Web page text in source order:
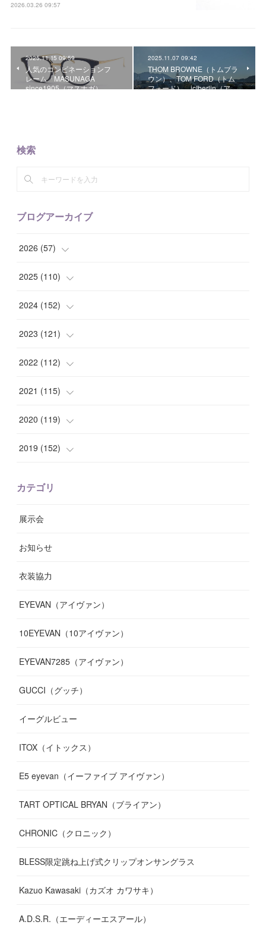
2026.03.26 09:57
2025.11.15 09:59
人気のコンビネーションフ
レーム「MASUNAGA
since1905（マスナガ） …
2025.11.07 09:42
THOM BROWNE（トムブラ
ウン）、TOM FORD（トム
フォード）、ic!berlin（ア…
検索
ブログアーカイブ
2026 (57)
( 1)
(10)
(9)
( 7)
( 8 )
2025 (110)
(10)
(7)
( 8)
( 7 )
( 10)
9
(14
(8
(9
2024 (152)
(14)
( 15)
( 11)
( 10)
( 11)
(14
(19
(12)
(10)
2023 (121)
( 12)
( 8)
( 8)
( 6)
(12
(10
(17)
(11)
(10)
2022 (112)
( 10)
( 7)
(8)
(9
(7
(7
(10)
(11)
12)
2021 (115)
( 14)
(13)
(3
( 7
(13)
(11)
(13)
7)
(12)
2020 (119)
(7)
(
( 5
(8)
(12)
11)
(13)
(13)
2019 (152)
(10 )
(10)
13)
(16)
(14)
(17)
カテゴリ
展示会
お知らせ
衣装協力
EYEVAN（アイヴァン）
10EYEVAN（10アイヴァン）
EYEVAN7285（アイヴァン）
GUCCI（グッチ）
イーグルビュー
ITOX（イトックス）
E5 eyevan（イーファイブ アイヴァン）
TART OPTICAL BRYAN（ブライアン）
CHRONIC（クロニック）
BLESS限定跳ね上げ式クリップオンサングラス
Kazuo Kawasaki（カズオ カワサキ）
A.D.S.R.（エーディーエスアール）